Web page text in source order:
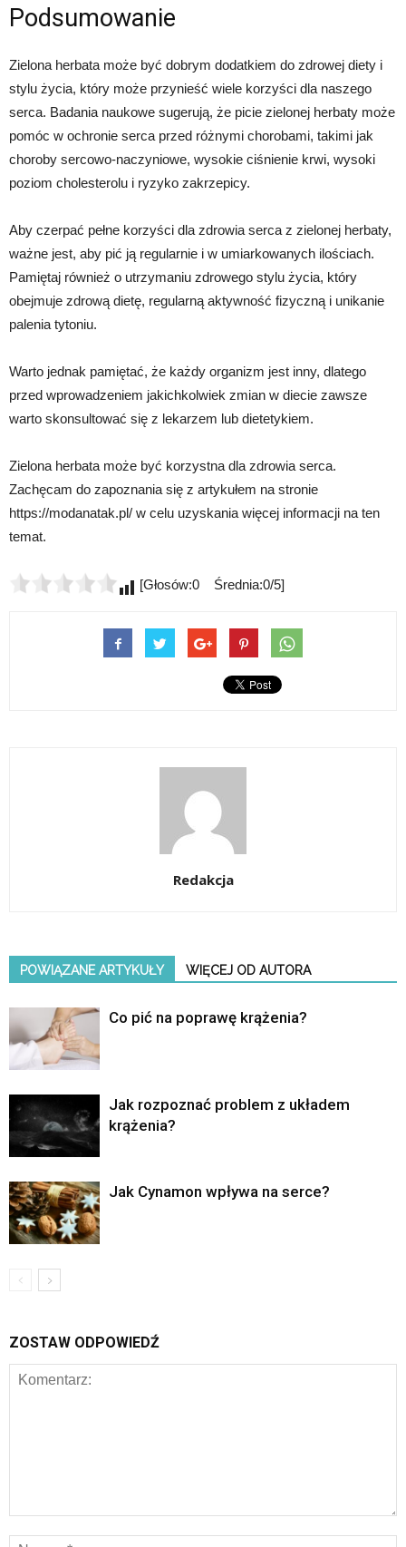
Podsumowanie
Zielona herbata może być dobrym dodatkiem do zdrowej diety i
stylu życia, który może przynieść wiele korzyści dla naszego
serca. Badania naukowe sugerują, że picie zielonej herbaty może
pomóc w ochronie serca przed różnymi chorobami, takimi jak
choroby sercowo-naczyniowe, wysokie ciśnienie krwi, wysoki
poziom cholesterolu i ryzyko zakrzepicy.
Aby czerpać pełne korzyści dla zdrowia serca z zielonej herbaty,
ważne jest, aby pić ją regularnie i w umiarkowanych ilościach.
Pamiętaj również o utrzymaniu zdrowego stylu życia, który
obejmuje zdrową dietę, regularną aktywność fizyczną i unikanie
palenia tytoniu.
Warto jednak pamiętać, że każdy organizm jest inny, dlatego
przed wprowadzeniem jakichkolwiek zmian w diecie zawsze
warto skonsultować się z lekarzem lub dietetykiem.
Zielona herbata może być korzystna dla zdrowia serca.
Zachęcam do zapoznania się z artykułem na stronie
https://modanatak.pl/ w celu uzyskania więcej informacji na ten
temat.
[Głosów:0 Średnia:0/5]
Redakcja
POWIĄZANE ARTYKUŁY WIĘCEJ OD AUTORA
Co pić na poprawę krążenia?
Jak rozpoznać problem z układem
krążenia?
Jak Cynamon wpływa na serce?
ZOSTAW ODPOWIEDŹ